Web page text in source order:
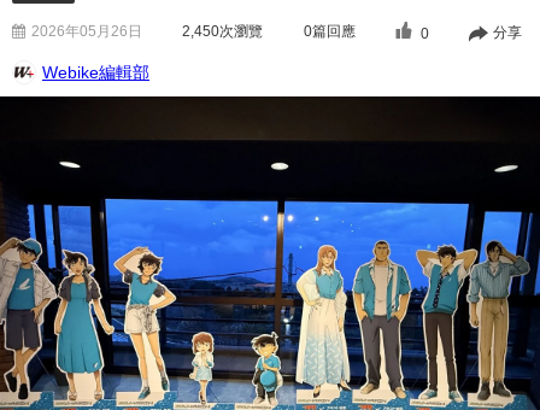
2026年05月26日 2,450次瀏覽 0篇回應 0 分享
Webike編輯部